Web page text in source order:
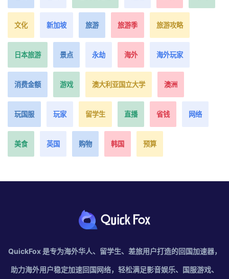
文化 新加坡 旅游 旅游季 旅游攻略
日本旅游 景点 永劫 海外 海外玩家
消费金额 游戏 澳大利亚国立大学 澳洲
玩国服 玩家 留学生 直播 省钱 网络
美食 英国 购物 韩国 预算
QuickFox 是专为海外华人、留学生、差旅用户打造的回国加速器，
助力海外用户稳定加速回国网络，轻松满足影音娱乐、国服游戏、